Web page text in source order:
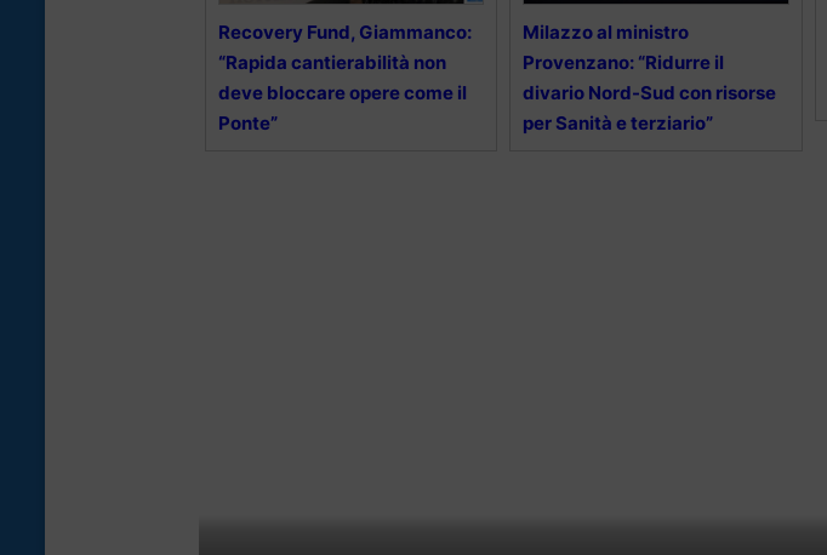
Recovery Fund, Giammanco:
“Rapida cantierabilità non
deve bloccare opere come il
Ponte”
Milazzo al ministro
Provenzano: “Ridurre il
divario Nord-Sud con risorse
per Sanità e terziario”